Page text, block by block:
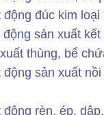
động đúc kim loại
động sản xuất
thùng, bể
động sản xuất
động rèn, ép,